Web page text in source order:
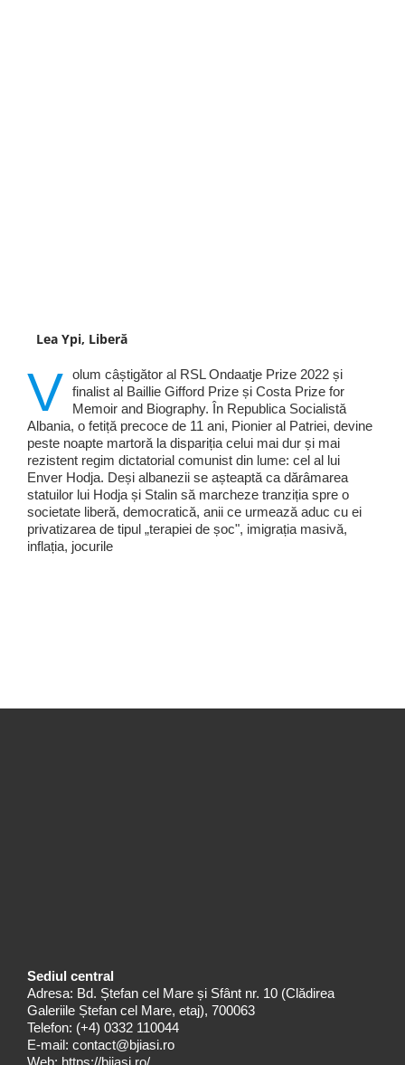
Lea Ypi, Liberă
V olum câștigător al RSL Ondaatje Prize 2022 și
finalist al Baillie Gifford Prize și Costa Prize for
Memoir and Biography. În Republica Socialistă
Albania, o fetiță precoce de 11 ani, Pionier al Patriei, devine
peste noapte martoră la dispariția celui mai dur și mai
rezistent regim dictatorial comunist din lume: cel al lui
Enver Hodja. Deși albanezii se așteaptă ca dărâmarea
statuilor lui Hodja și Stalin să marcheze tranziția spre o
societate liberă, democratică, anii ce urmează aduc cu ei
privatizarea de tipul „terapiei de șoc", imigrația masivă,
inflația, jocurile
Sediul central
Adresa: Bd. Ștefan cel Mare și Sfânt nr. 10 (Clădirea
Galeriile Ștefan cel Mare, etaj), 700063
Telefon: (+4) 0332 110044
E-mail: contact@bjiasi.ro
Web: https://bjiasi.ro/